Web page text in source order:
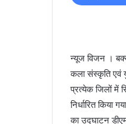
न्यूज विजन ।
कला संस्कृति एवं
प्रत्येक जिलों में
निर्धारित किया
का उद्घाटन